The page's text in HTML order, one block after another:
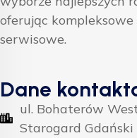
oferując
serwisowe.
Dane
ul. Bohaterów
Starogard Gdański